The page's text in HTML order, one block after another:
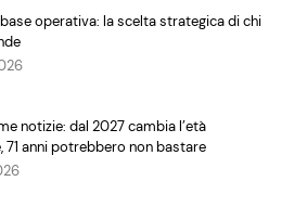
operativa: la scelta strategica di chi
notizie: dal 2027 cambia l’età
71 anni potrebbero non bastare